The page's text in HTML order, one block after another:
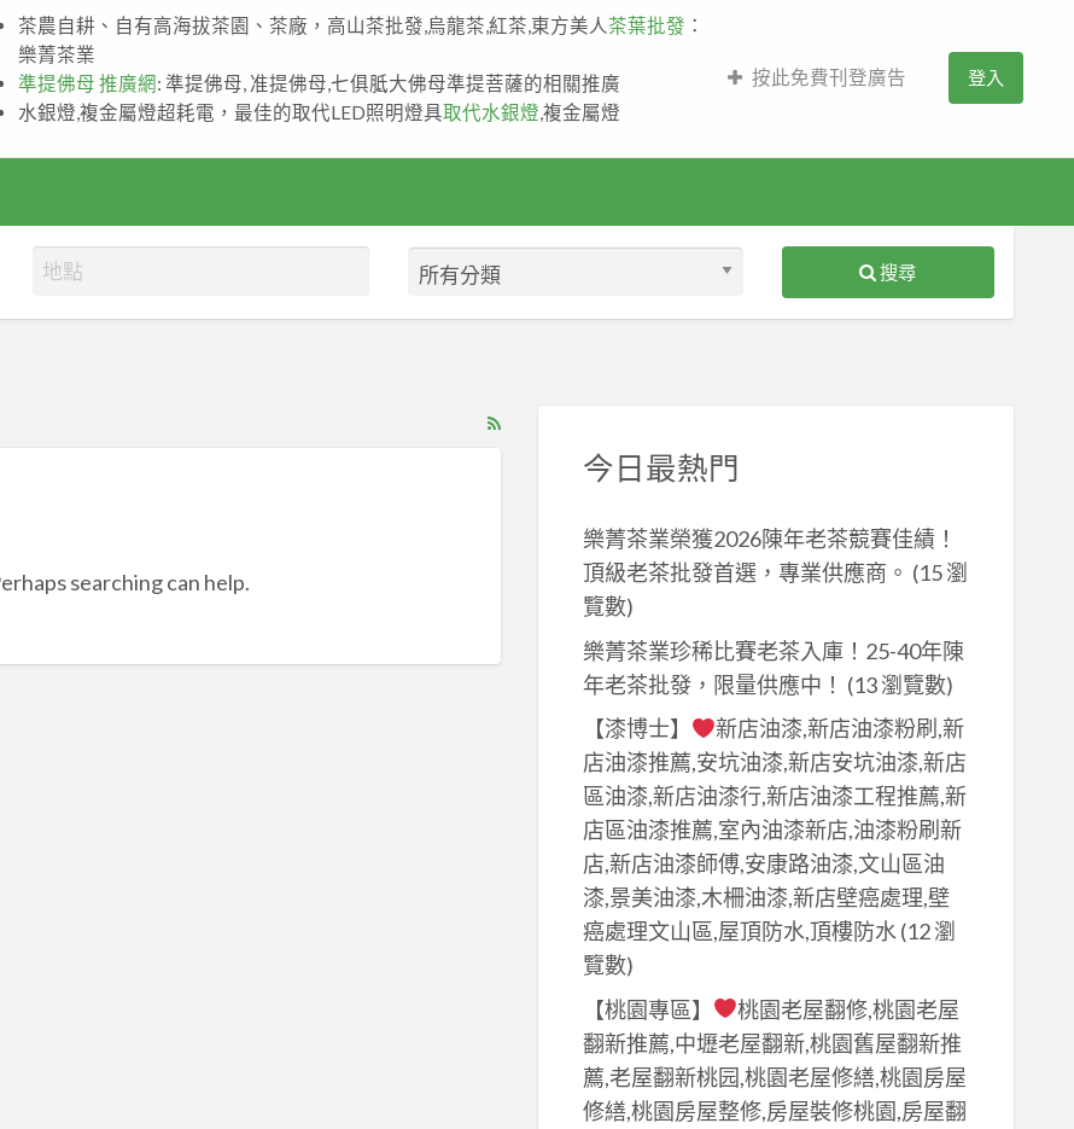
茶農自耕、自有高海拔茶園、茶廠，高山茶批發,烏龍茶,紅茶,東方美人 茶葉批發 ：
樂菁茶業
準提佛母 推廣網: 準提佛母, 准提佛母,七俱胝大佛母準提菩薩的相關推廣
水銀燈,複金屬燈超耗電，最佳的取代LED照明燈具取代水銀燈 ,複金屬燈
按此免費刊登廣告 登入
搜尋
RSS
searching can help.
今日最熱門
樂菁茶業榮獲2026陳年老茶競賽佳績！
頂級老茶批發首選，專業供應商。 (15 瀏
覽數)
樂菁茶業珍稀比賽老茶入庫！25-40年陳
年老茶批發，限量供應中！ (13 瀏覽數)
【漆博士】
新店油漆,新店油漆粉刷,新
店油漆推薦,安坑油漆,新店安坑油漆,新店
區油漆,新店油漆行,新店油漆工程推薦,新
店區油漆推薦,室內油漆新店,油漆粉刷新
店,新店油漆師傅,安康路油漆,文山區油
漆,景美油漆,木柵油漆,新店壁癌處理,壁
癌處理文山區,屋頂防水,頂樓防水(12 瀏
覽數)
【桃園專區】
桃園老屋翻修,桃園老屋
翻新推薦,中壢老屋翻新,桃園舊屋翻新推
薦,老屋翻新桃园,桃園老屋修繕,桃園房屋
修繕,桃園房屋整修,房屋裝修桃園,房屋翻